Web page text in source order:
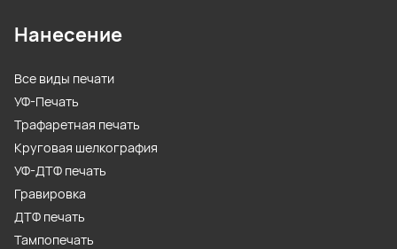
Нанесение
Все виды печати
УФ-Печать
Трафаретная печать
Круговая шелкография
УФ-ДТФ печать
Гравировка
ДТФ печать
Тампопечать